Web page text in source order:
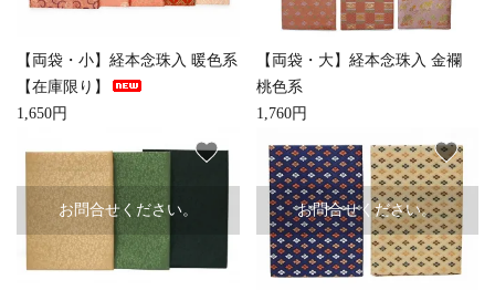
【両袋・小】経本念珠入 暖色系
【在庫限り】
1,650円
【両袋・大】経本念珠入 金襴
桃色系
1,760円
お問合せください。
favorite
お問合せください。
favorite